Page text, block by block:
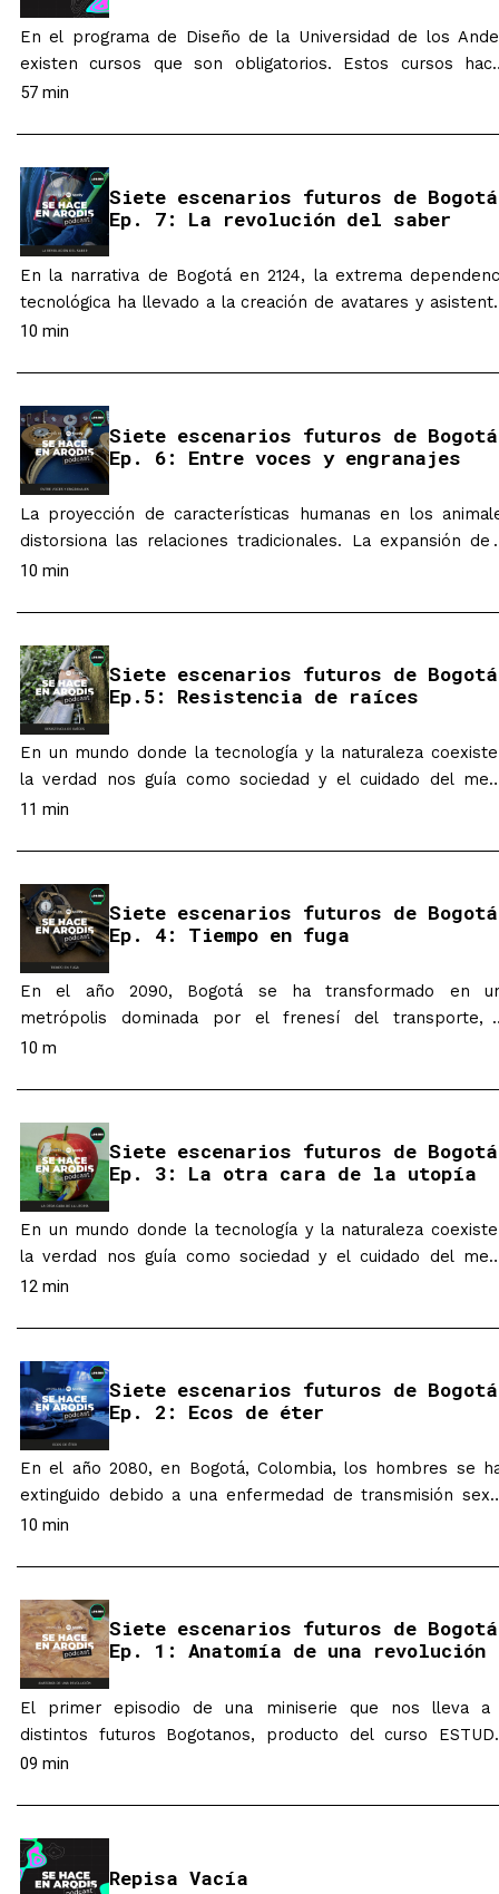
En el programa de Diseño de la Universidad de los
existen cursos que son obligatorios. Estos cursos
parte del núcleo del programa y que ayudan a afianzar
“Estudio básicos” y los “Estudios”, siendo…
57 min
Siete escenarios futuros de Bogotá
Ep. 7: La revolución del saber
En la narrativa de Bogotá en 2124, la extrema
tecnológica ha llevado a la creación de avatares y
holográficos personalizados que, en un principio, carecían
identidad de género, influyendo tanto en la auto-
de los usuarios…
10 min
Siete escenarios futuros de Bogotá
Ep. 6: Entre voces y engranajes
La proyección de características humanas en los
distorsiona las relaciones tradicionales. La expansión de
industria “pet friendly” y la disminución de la
tiene como propósito enfocarse en la exploración
estética del universo de…
10 min
Siete escenarios futuros de Bogotá
Ep.5: Resistencia de raíces
En un mundo donde la tecnología y la naturaleza
la verdad nos guía como sociedad y el cuidado del
ambiente es nuestra prioridad. Podemos apreciar
tecnologías especializadas que nos permiten conocer todo
que llevamos…
11 min
Siete escenarios futuros de Bogotá
Ep. 4: Tiempo en fuga
En el año 2090, Bogotá se ha transformado en
metrópolis dominada por el frenesí del transporte,
tiempo acelerado y una estética “dieselpunk”. Esta
Desde la fallida inauguración del metro en…
10 m
Siete escenarios futuros de Bogotá
Ep. 3: La otra cara de la utopía
En un mundo donde la tecnología y la naturaleza
la verdad nos guía como sociedad y el cuidado del
ambiente es nuestra prioridad. Podemos apreciar
tecnologías especializadas que nos permiten conocer todo
que llevamos…
12 min
Siete escenarios futuros de Bogotá
Ep. 2: Ecos de éter
En el año 2080, en Bogotá, Colombia, los hombres se
extinguido debido a una enfermedad de transmisión
que se propagó con la popularización del poliamor.
mujeres pueden procrear sin necesidad de hombres.
ciudad es ahora un centro…
10 min
Siete escenarios futuros de Bogotá
Ep. 1: Anatomía de una revolución
El primer episodio de una miniserie que nos lleva a
distintos futuros Bogotanos, producto del curso
UNO: ESCENARIOS. Este curso busca que los
lenguajes que están presentes en los paisajes que
un grupo de personas que…
09 min
Repisa Vacía